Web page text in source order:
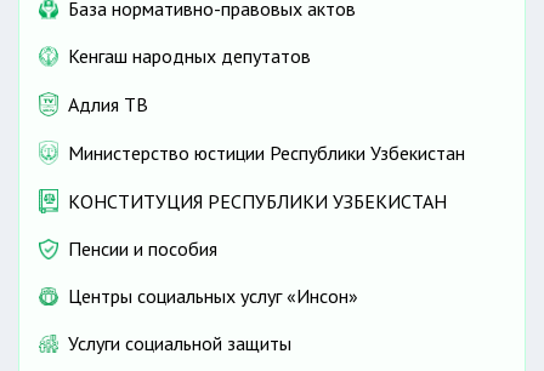
База нормативно-правовых актов
Кенгаш народных депутатов
Адлия ТВ
Министерство юстиции Республики Узбекистан
КОНСТИТУЦИЯ РЕСПУБЛИКИ УЗБЕКИСТАН
Пенсии и пособия
Центры социальных услуг «Инсон»
Услуги социальной защиты